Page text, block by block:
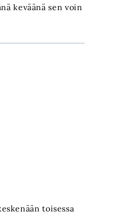
keväänä sen voin
toisessa